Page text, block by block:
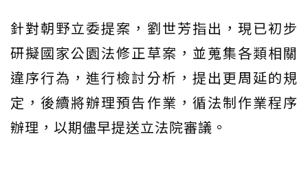
針對朝野立委提案，劉世芳指出，現已初步
研擬國家公園法修正草案，並蒐集各類相關
違序行為，進行檢討分析，提出更周延的規
定，後續將辦理預告作業，循法制作業程序
辦理，以期儘早提送立法院審議。